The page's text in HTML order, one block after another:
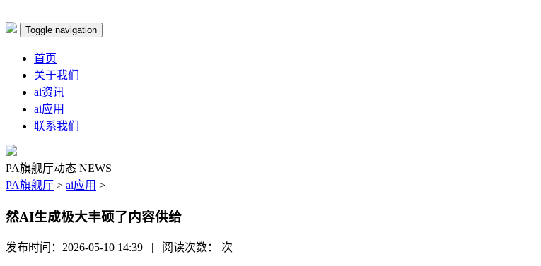
Toggle navigation
首页
关于我们
ai资讯
ai应用
联系我们
PA旗舰厅动态 NEWS
PA旗舰厅 > ai应用 >
然AI生成极大丰硕了内容供给
发布时间：2026-05-10 14:39 | 阅读次数： 次